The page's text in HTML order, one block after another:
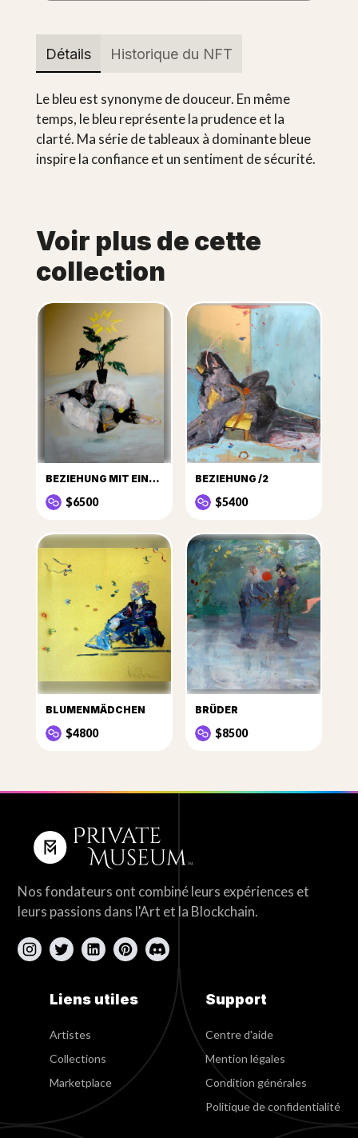
Détails Historique du NFT
Le bleu est synonyme de douceur. En même
temps, le bleu représente la prudence et la
clarté. Ma série de tableaux à dominante bleue
inspire la confiance et un sentiment de sécurité.
Voir plus de cette
collection
BEZIEHUNG MIT EINER PFLANZE
$6500
BEZIEHUNG /2
$5400
BLUMENMÄDCHEN
$4800
BRÜDER
$8500
Nos fondateurs ont combiné leurs expériences et
leurs passions dans l'Art et la Blockchain.
Liens utiles
Artistes
Collections
Marketplace
Support
Centre d'aide
Mention légales
Condition générales
Politique de confidentialité